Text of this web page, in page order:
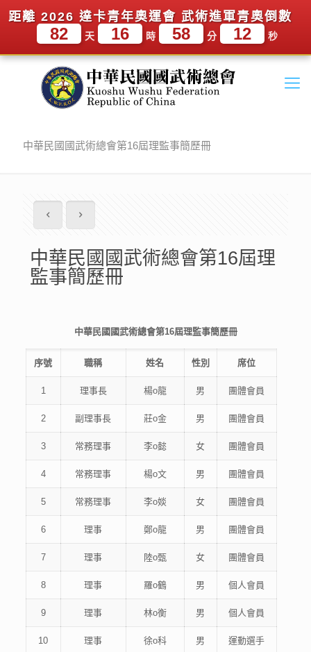
距離 2026 達卡青年奧運會 武術進軍青奧倒數
82 天 16 時 58 分 11 秒
中華民國國武術總會第16屆理監事簡歷冊
中華民國國武術總會第16屆理
監事簡歷冊
中華民國國武術總會第16屆理監事簡歷冊
序號 職稱 姓名 性別 席位
1 理事長 楊o龍 男 團體會員
2 副理事長 莊o金 男 團體會員
3 常務理事 李o懿 女 團體會員
4 常務理事 楊o文 男 團體會員
5 常務理事 李o婒 女 團體會員
6 理事 鄭o龍 男 團體會員
7 理事 陸o甄 女 團體會員
8 理事 羅o鶴 男 個人會員
9 理事 林o衡 男 個人會員
10 理事 徐o科 男 運動選手